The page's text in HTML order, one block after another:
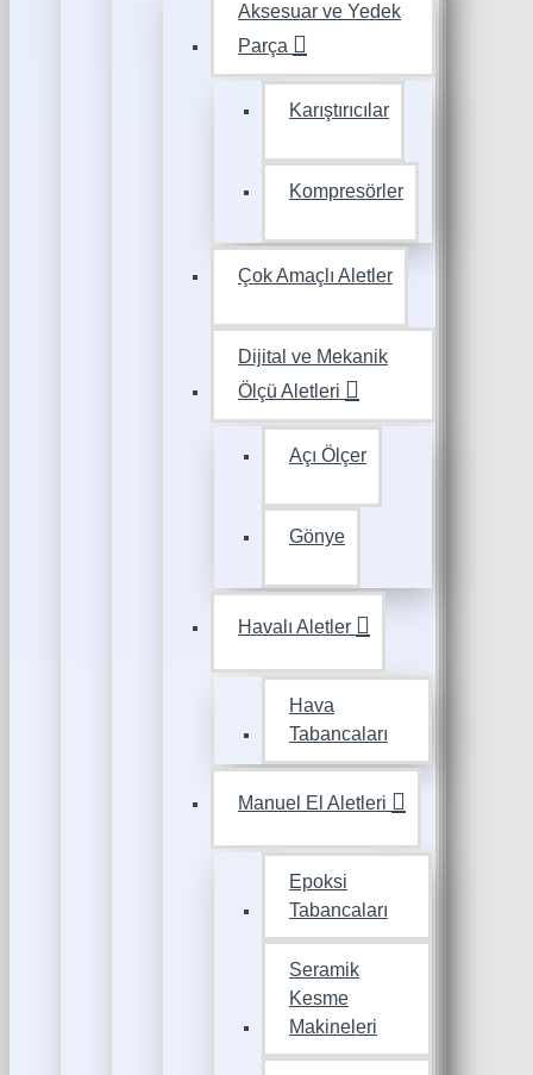
Aksesuar ve Yedek
Parça
Karıştırıcılar
Kompresörler
Çok Amaçlı Aletler
Dijital ve Mekanik
Ölçü Aletleri
Açı Ölçer
Gönye
Havalı Aletler
Hava
Tabancaları
Manuel El Aletleri
Epoksi
Tabancaları
Seramik
Kesme
Makineleri